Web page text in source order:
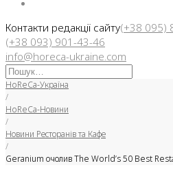
Контакти редакції сайту(+38 095)
(+38 093) 901-43-46
info@horeca-ukraine.com
Искать:
HoReCa-Україна
/
HoReCa-Новини
/
Новини Ресторанів та Кафе
/
Geranium очолив The World’s 50 Best